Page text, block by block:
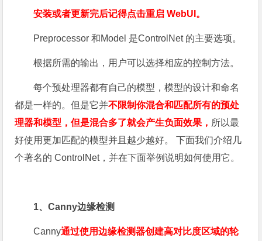
安装或者更新完后记得点击重启 WebUI。
Preprocessor 和Model 是ControlNet 的主要选项。
根据所需的输出，用户可以选择相应的控制方法。
每个预处理器都有自己的模型，模型的设计和命名
都是一样的。但是它并不限制你混合和匹配所有的预处
理器和模型，但是混合多了就会产生负面效果， 所以最
好使用更加匹配的模型并且越少越好。 下面我们介绍几
个著名的 ControlNet，并在下面举例说明如何使用它。
1、Canny边缘检测
Canny通过使用边缘检测器创建高对比度区域的轮